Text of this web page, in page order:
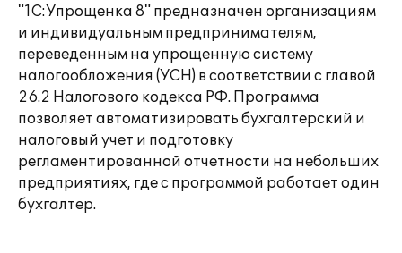
"1С:Упрощенка 8" предназначен организациям
и индивидуальным предпринимателям,
переведенным на упрощенную систему
налогообложения (УСН) в соответствии с главой
26.2 Налогового кодекса РФ. Программа
позволяет автоматизировать бухгалтерский и
налоговый учет и подготовку
регламентированной отчетности на небольших
предприятиях, где с программой работает один
бухгалтер.